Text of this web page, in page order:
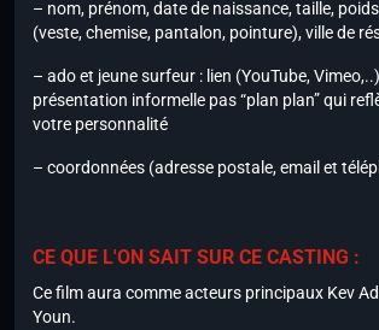
– nom, prénom, date de naissance, taille,
(veste, chemise, pantalon, pointure), ville de
– ado et jeune surfeur : lien (YouTube,
présentation informelle pas “plan plan” qui
votre personnalité
– coordonnées (adresse postale, email et
CE QUE L'ON SAIT SUR CE CASTING :
Ce film aura comme acteurs principaux Kev
Youn.